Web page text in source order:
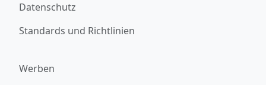
Datenschutz
Standards und Richtlinien
Werben